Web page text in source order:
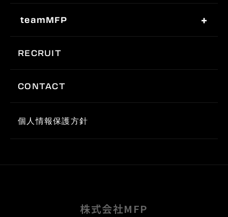
teamMFP
RECRUIT
CONTACT
個人情報保護方針
株式会社MFP